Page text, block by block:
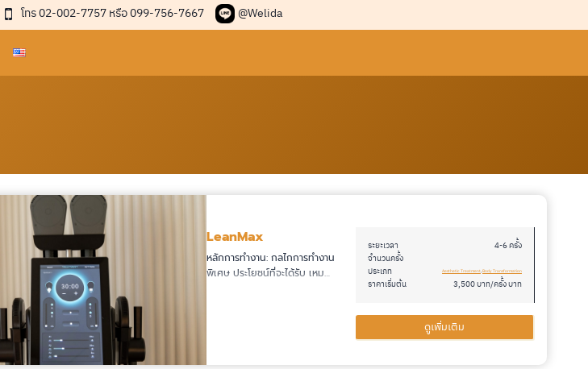
โทร 02-002-7757 หรือ 099-756-7667 @Welida
LeanMax
หลักการทำงาน: กลไกการทำงาน
พิเศษ ประโยชน์ที่จะได้รับ เหม…
ระยะเวลา
4-6 ครั้ง
จำนวนครั้ง
ประเภท
Aesthetic Treatment, Body Transformation
ราคาเริ่มต้น 3,500 บาท/ครั้ง บาท
ดูเพิ่มเติม